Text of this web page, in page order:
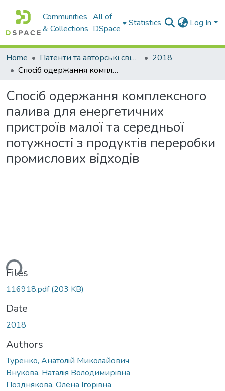
Communities
& Collections
All of
DSpace
Statistics Log In
Home Патенти та авторські свідоцтва
2018
Спосiб одержання комплексного палива для енергетичних пристроїв малої та середньої потужностi з продуктiв переробки промислових вiдходiв
Спосiб одержання комплексного
палива для енергетичних
пристроїв малої та середньої
потужностi з продуктiв переробки
промислових вiдходiв
Files
116918.pdf(203 KB)
Date
2018
Authors
Туренко, Анатолiй Миколайович
Внукова, Наталiя Володимирiвна
Позднякова, Олена Iгорiвна